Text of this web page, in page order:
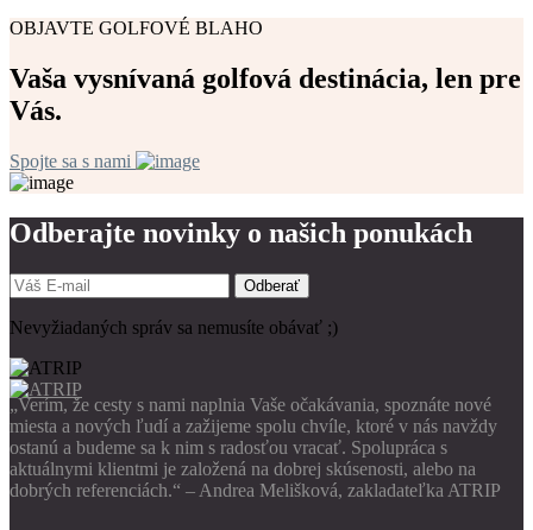
OBJAVTE GOLFOVÉ BLAHO
Vaša vysnívaná golfová destinácia, len pre
Vás.
Spojte sa s nami
Odberajte novinky o našich ponukách
Odberať
Nevyžiadaných správ sa nemusíte obávať ;)
„Verím, že cesty s nami naplnia Vaše očakávania, spoznáte nové
miesta a nových ľudí a zažijeme spolu chvíle, ktoré v nás navždy
ostanú a budeme sa k nim s radosťou vracať. Spolupráca s
aktuálnymi klientmi je založená na dobrej skúsenosti, alebo na
dobrých referenciách.“ – Andrea Melišková, zakladateľka ATRIP